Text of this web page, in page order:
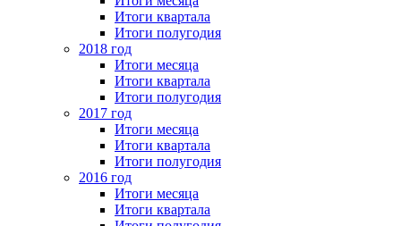
Итоги квартала
Итоги полугодия
2018 год
Итоги месяца
Итоги квартала
Итоги полугодия
2017 год
Итоги месяца
Итоги квартала
Итоги полугодия
2016 год
Итоги месяца
Итоги квартала